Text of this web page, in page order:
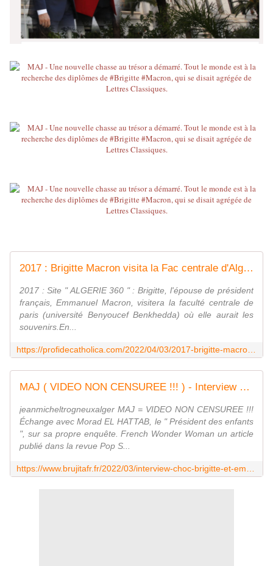
2017 : Brigitte Macron visita la Fac centrale d'Alger où elle y avait des souvenirs.
2017 : Site " ALGERIE 360 " : Brigitte, l'épouse de président
français, Emmanuel Macron, visitera la faculté centrale de
paris (université Benyoucef Benkhedda) où elle aurait les
souvenirs.En...
https://profidecatholica.com/2022/04/03/2017-brigitte-macron-visita-la-fac-centrale-dalger-ou-elle-aurait-des-souvenirs/
MAJ ( VIDEO NON CENSUREE !!! ) - Interview choc #Brigitte et #Emmanuel #Macron. Qui sont-ils ? Une Affaire Jean-Michel #Trogneux ? - MOINS de BIENS PLUS de LIENS
jeanmicheltrogneuxalger MAJ = VIDEO NON CENSUREE !!!
Échange avec Morad EL HATTAB, le " Président des enfants
", sur sa propre enquête. French Wonder Woman un article
publié dans la revue Pop S...
https://www.brujitafr.fr/2022/03/interview-choc-brigitte-et-emmanuel-macron.qui-sont-ils-une-affaire-j-michel-trogneux.html